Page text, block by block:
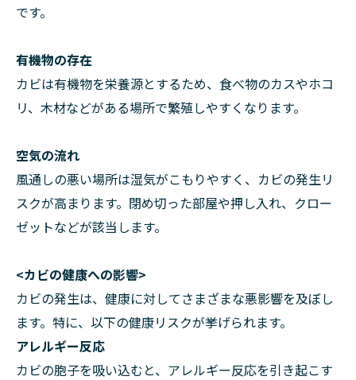
です。
有機物の存在
カビは有機物を栄養源とするため、食べ物のカスやホコ
リ、木材などがある場所で繁殖しやすくなります。
空気の流れ
風通しの悪い場所は湿気がこもりやすく、カビの発生リ
スクが高まります。閉め切った部屋や押し入れ、クロー
ゼットなどが該当します。
<カビの健康への影響>
カビの発生は、健康に対してさまざまな悪影響を及ぼし
ます。特に、以下の健康リスクが挙げられます。
アレルギー反応
カビの胞子を吸い込むと、アレルギー反応を引き起こす